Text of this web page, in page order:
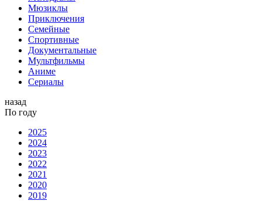
Мюзиклы
Приключения
Семейные
Спортивные
Документальные
Мультфильмы
Аниме
Сериалы
назад
По году
2025
2024
2023
2022
2021
2020
2019